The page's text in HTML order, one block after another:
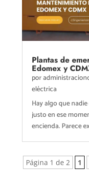
Plantas de
Edomex y
por
eléctrica
Hay algo que
justo en ese
encienda. Parece
Página 1 de 2 1